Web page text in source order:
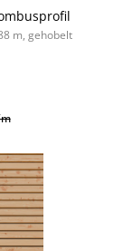
m, gehobelt